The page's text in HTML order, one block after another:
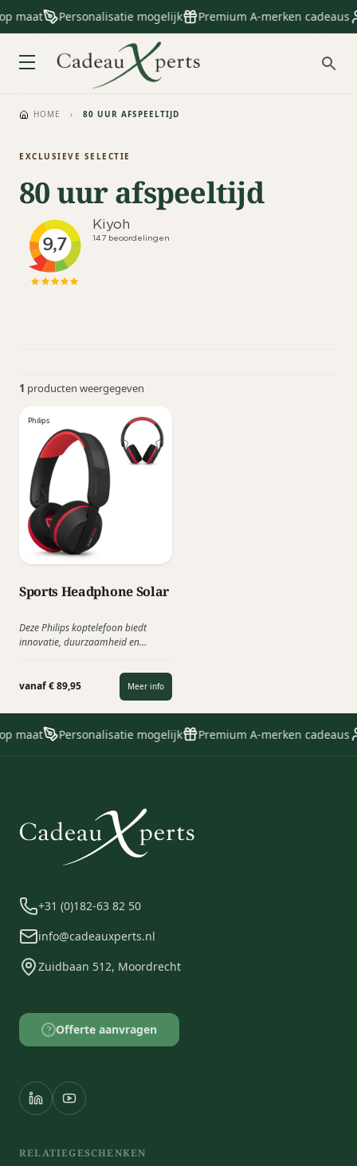
maat Personalisatie mogelijk Premium A-merken cadeaus
HOME › 80 UUR AFSPEELTIJD
EXCLUSIEVE SELECTIE
80 uur afspeeltijd
1 producten weergegeven
Philips
Sports Headphone Solar
Deze Philips koptelefoon biedt
innovatie, duurzaamheid en
milieubewuste gebruikers.
Fantastisch geluid om je dag mee te
beginnen, en zonne-energie die
ervoor zorgt dat je nog lang kunt
blijven doorgaan! Van muziek tot
podcasts, met deze draadloze
vanaf € 89,95 Meer info
maat Personalisatie mogelijk Premium A-merken cadeaus
+31 (0)182-63 82 50
info@cadeauxperts.nl
Zuidbaan 512, Moordrecht
? Offerte aanvragen
RELATIEGESCHENKEN